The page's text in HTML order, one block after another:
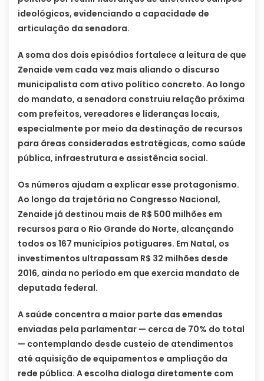
ideológicos, evidenciando a capacidade de
articulação da senadora.
A soma dos dois episódios fortalece a leitura de que
Zenaide vem cada vez mais aliando o discurso
municipalista com ativo político concreto. Ao longo
do mandato, a senadora construiu relação próxima
com prefeitos, vereadores e lideranças locais,
especialmente por meio da destinação de recursos
para áreas consideradas estratégicas, como saúde
pública, infraestrutura e assistência social.
Os números ajudam a explicar esse protagonismo.
Ao longo da trajetória no Congresso Nacional,
Zenaide já destinou mais de R$ 500 milhões em
recursos para o Rio Grande do Norte, alcançando
todos os 167 municípios potiguares. Em Natal, os
investimentos ultrapassam R$ 32 milhões desde
2016, ainda no período em que exercia mandato de
deputada federal.
A saúde concentra a maior parte das emendas
enviadas pela parlamentar — cerca de 70% do total
— contemplando desde custeio de atendimentos
até aquisição de equipamentos e ampliação da
rede pública. A escolha dialoga diretamente com